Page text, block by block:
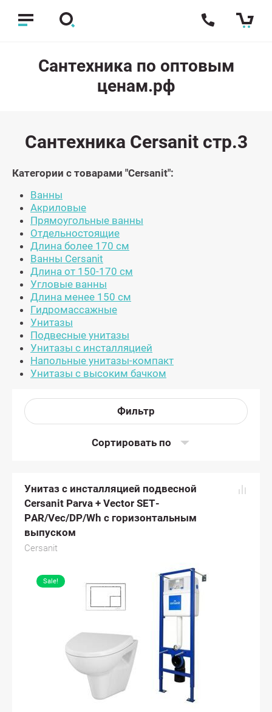
Сантехника по оптовым
ценам.рф
Сантехника Cersanit стр.3
Категории с товарами "Cersanit":
Ванны
Акриловые
Прямоугольные ванны
Отдельностоящие
Длина более 170 см
Ванны Cersanit
Длина от 150-170 см
Угловые ванны
Длина менее 150 см
Гидромассажные
Унитазы
Подвесные унитазы
Унитазы с инсталляцией
Напольные унитазы-компакт
Унитазы с высоким бачком
Сортировать по
Фильтр
Унитаз с инсталляцией подвесной
Cersanit Parva + Vector SET-
PAR/Vec/DP/Wh с горизонтальным
выпуском
Cersanit
Sale!